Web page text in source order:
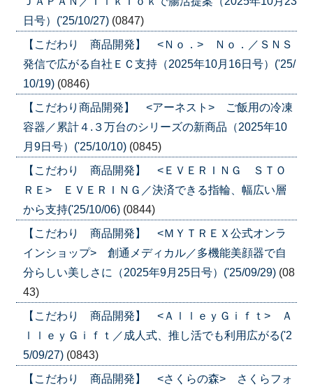
日号）('25/10/27) (0847)
【こだわり 商品開発】 <Ｎｏ．> Ｎｏ．／ＳＮＳ
発信で広がる自社ＥＣ支持（2025年10月16日号）('25/
10/19) (0846)
【こだわり商品開発】 <アーネスト> ご飯用の冷凍
容器／累計４.３万台のシリーズの新商品（2025年10
月9日号）('25/10/10) (0845)
【こだわり 商品開発】 <ＥＶＥＲＩＮＧ ＳＴＯ
ＲＥ> ＥＶＥＲＩＮＧ／決済できる指輪、幅広い層
から支持('25/10/06) (0844)
【こだわり 商品開発】 <ＭＹＴＲＥＸ公式オンラ
インショップ> 創通メディカル／多機能美顔器で自
分らしい美しさに（2025年9月25日号）('25/09/29) (08
43)
【こだわり 商品開発】 <ＡｌｌｅｙＧｉｆｔ> Ａ
ｌｌｅｙＧｉｆｔ／成人式、推し活でも利用広がる('2
5/09/27) (0843)
【こだわり 商品開発】 <さくらの森> さくらフォ